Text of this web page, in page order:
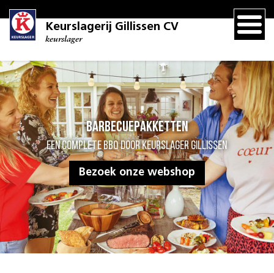
Keurslagerij Gillissen CV
keurslager
Barbecuepakketten
Een complete BBQ door Keurslager Gillissen
Bezoek onze webshop